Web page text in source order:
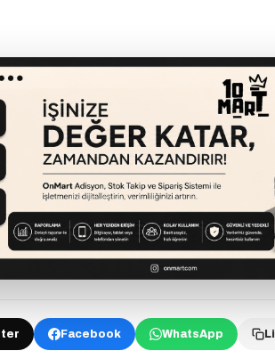
Facebook WhatsApp